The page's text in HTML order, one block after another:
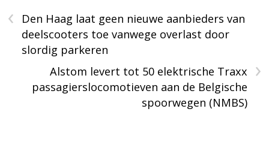
‹
Den Haag laat geen nieuwe aanbieders van
deelscooters toe vanwege overlast door
slordig parkeren
›
Alstom levert tot 50 elektrische Traxx
passagierslocomotieven aan de Belgische
spoorwegen (NMBS)